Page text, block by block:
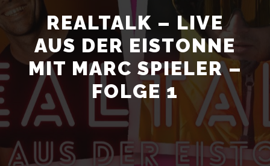
REALTALK – LIVE
AUS DER EISTONNE
MIT MARC SPIELER –
FOLGE 1